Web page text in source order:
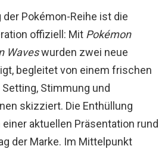
Pokémon-Reihe ist die
offiziell: Mit Pokémon
Waveswurden zwei neue
begleitet von einem frischen
Stimmung und
skizziert. Die Enthüllung
aktuellen Präsentation rund
der Marke. Im Mittelpunkt